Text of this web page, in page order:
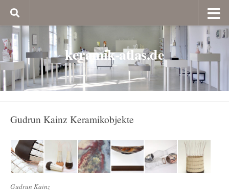
keramik-atlas.de
Gudrun Kainz Keramikobjekte
Gudrun Kainz